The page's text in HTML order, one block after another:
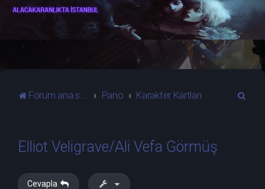
Forum ana sayfa Pano Karakter Kartları
Elliot Veligrave/Ali Vefa Görmüş
Cevapla